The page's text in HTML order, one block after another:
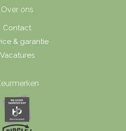
Over ons
Contact
& garantie
Vacatures